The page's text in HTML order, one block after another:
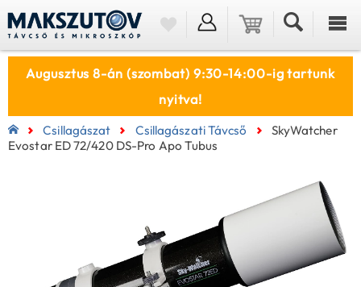
Augusztus 8-án (szombat) 9:30-14:00-ig tartunk
nyitva!
Csillagászat Csillagászati Távcső
SkyWatcher
Evostar ED 72/420 DS-Pro Apo Tubus